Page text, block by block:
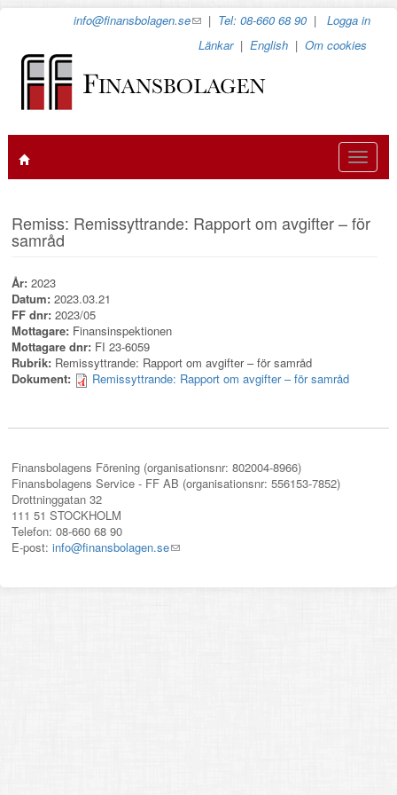
info@finansbolagen.se(link
e-
| Tel: 08-660 68 90 |Logga in
Länkar|English |Om cookies
Toggle
Remiss: Remissyttrande: Rapport om avgifter – för
samråd
År:2023
Datum:2023.03.21
FF dnr:2023/05
Mottagare: Finansinspektionen
Mottagare dnr: FI 23-6059
Rubrik: Remissyttrande: Rapport om avgifter – för samråd
Dokument:
Remissyttrande: Rapport om avgifter – för samråd
Finansbolagens Förening (organisationsnr: 802004-8966)
Finansbolagens Service - FF AB (organisationsnr: 556153-7852)
Drottninggatan 32
111 51 STOCKHOLM
Telefon: 08-660 68 90
E-post:info@finansbolagen.se(link